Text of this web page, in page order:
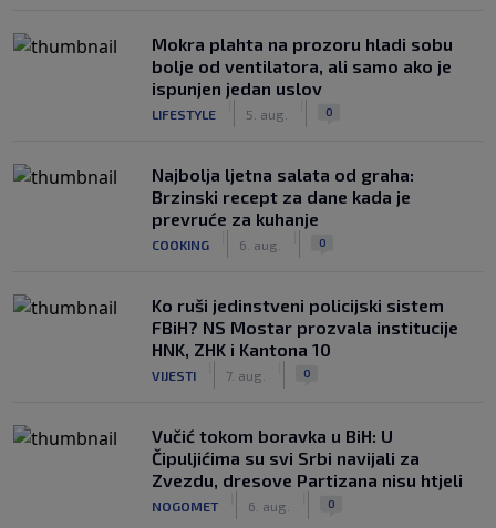
Mokra plahta na prozoru hladi sobu
bolje od ventilatora, ali samo ako je
ispunjen jedan uslov
LIFESTYLE 5. aug. 0
Najbolja ljetna salata od graha:
Brzinski recept za dane kada je
prevruće za kuhanje
COOKING 6. aug. 0
Ko ruši jedinstveni policijski sistem
FBiH? NS Mostar prozvala institucije
HNK, ZHK i Kantona 10
VIJESTI 7. aug. 0
Vučić tokom boravka u BiH: U
Čipuljićima su svi Srbi navijali za
Zvezdu, dresove Partizana nisu htjeli
NOGOMET 6. aug. 0